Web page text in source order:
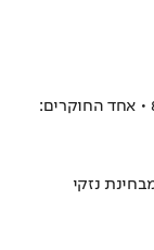
מחקר חדש מגלה כי עליות קיצוניות בטמפרטורות המים, הנגרמות כתוצאה משינויי האקלים, מביאות להכחדה של אלמוגים בים התיכון • במקרים מסוימים אוכלוסיית האלמוגים הצטמצמה בכ-80-90% • אחד החוקרים:
מבחינת נזקי